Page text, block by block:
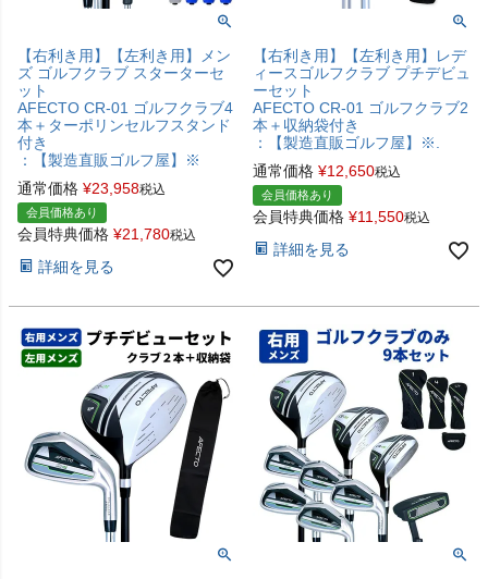
【右利き用】【左利き用】メン
ズ ゴルフクラブ スターターセ
ット
AFECTO CR-01 ゴルフクラブ4
本＋ターポリンセルフスタンド
付き
：【製造直販ゴルフ屋】※
通常価格 ¥23,958税込
会員価格あり
会員特典価格 ¥21,780税込
詳細を見る
【右利き用】【左利き用】レデ
ィースゴルフクラブ プチデビュ
ーセット
AFECTO CR-01 ゴルフクラブ2
本＋収納袋付き
：【製造直販ゴルフ屋】※.
通常価格 ¥12,650税込
会員価格あり
会員特典価格 ¥11,550税込
詳細を見る